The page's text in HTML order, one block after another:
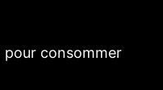
pour consommer